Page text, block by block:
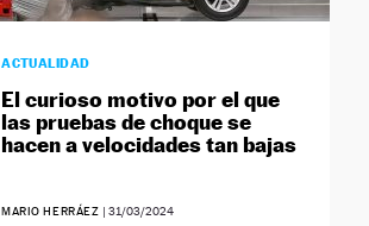
ACTUALIDAD
El curioso motivo por el que
las pruebas de choque se
hacen a velocidades tan bajas
MARIO HERRÁEZ |31/03/2024